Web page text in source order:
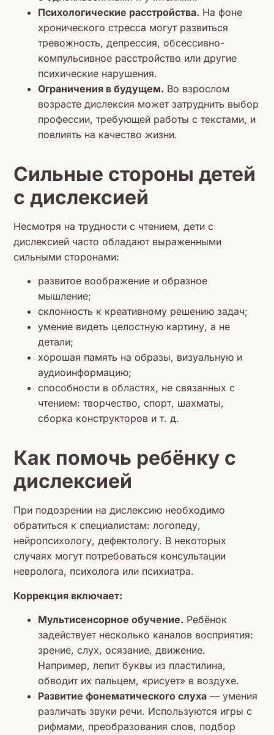
Психологические расстройства. На фоне
хронического стресса могут развиться
тревожность, депрессия, обсессивно-
компульсивное расстройство или другие
психические нарушения.
Ограничения в будущем. Во взрослом
возрасте дислексия может затруднить выбор
профессии, требующей работы с текстами, и
повлиять на качество жизни.
Сильные стороны детей
с дислексией
Несмотря на трудности с чтением, дети с
дислексией часто обладают выраженными
сильными сторонами:
развитое воображение и образное
мышление;
склонность к креативному решению задач;
умение видеть целостную картину, а не
детали;
хорошая память на образы, визуальную и
аудиоинформацию;
способности в областях, не связанных с
чтением: творчество, спорт, шахматы,
сборка конструкторов и т. д.
Как помочь ребёнку с
дислексией
При подозрении на дислексию необходимо
обратиться к специалистам: логопеду,
нейропсихологу, дефектологу. В некоторых
случаях могут потребоваться консультации
невролога, психолога или психиатра.
Коррекция включает:
Мультисенсорное обучение. Ребёнок
задействует несколько каналов восприятия:
зрение, слух, осязание, движение.
Например, лепит буквы из пластилина,
обводит их пальцем, «рисует» в воздухе.
Развитие фонематического слуха — умения
различать звуки речи. Используются игры с
рифмами, преобразования слов, подбор